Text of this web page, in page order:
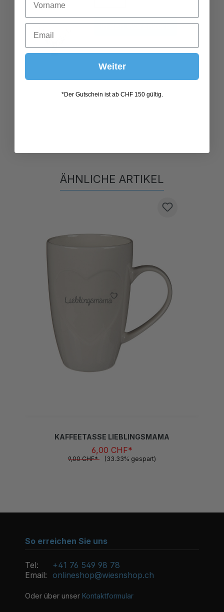
In den Warenkorb
ÄHNLICHE ARTIKEL
KAFFEETASSE LIEBLINGSMAMA
6,00 CHF*
9,00 CHF* (33.33% gespart)
So erreichen Sie uns
Tel:
+41 76 549 98 78
Email: onlineshop@wiesnshop.ch
Oder über unser Kontaktformular
Weiter
*Der Gutschein ist ab CHF 150 gültig.